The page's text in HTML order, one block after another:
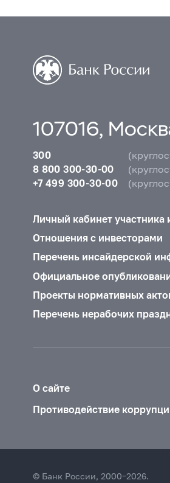
107016,
300
8 800 300-30-00
+7 499 300-30-00
Личный кабинет
Отношения с инвесторами
Перечень инсайдерской
Официальное
Проекты нормативных
Перечень нерабочих
О сайте
Противодействие
© Банк России, 2000–2026.